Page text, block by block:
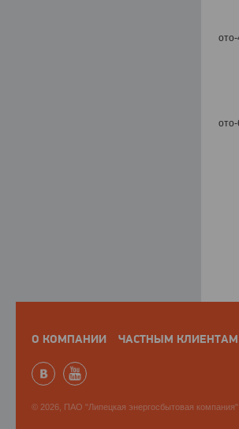
О КОМПАНИИ ЧАСТНЫМ КЛИЕНТАМ
© 2026, ПАО "Липецкая энергосбытовая компания".